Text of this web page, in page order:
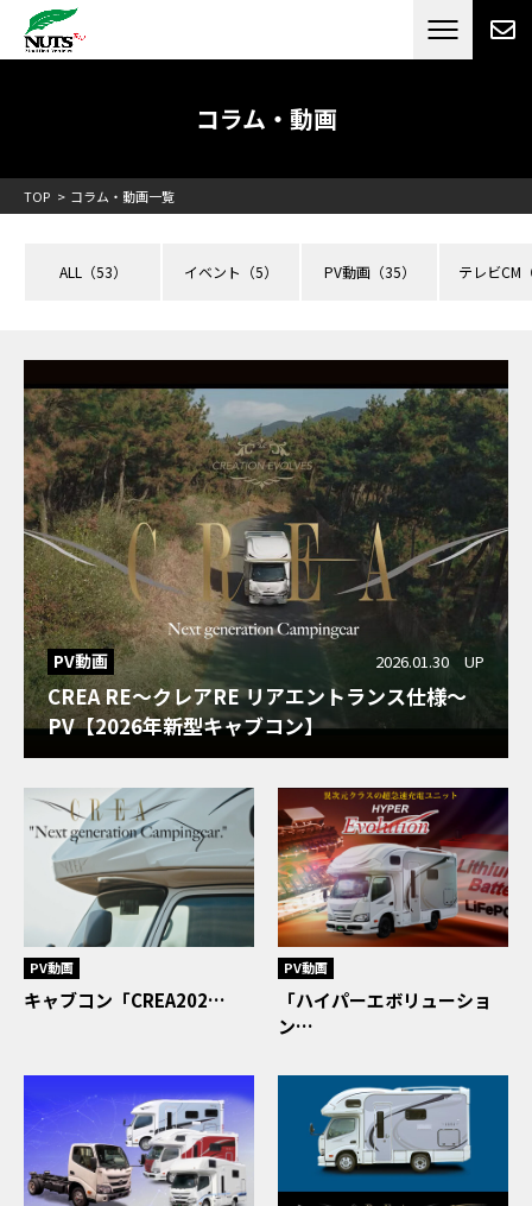
日本最大級のキャンピングカーメーカー
RV[テレビCM放送]
コラム・動画
TOP コラム・動画一覧
ALL （53） イベント （5） PV動画（35） テレビCM
PV動画 2026.01.30 UP
CREA RE～クレアRE リアエントランス仕様～
PV【2026年新型キャブコン】
PV動画
キャブコン「CREA202…
PV動画
「ハイパーエボリューショ
ン…